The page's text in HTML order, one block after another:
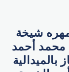
شيخة
محمد أحمد